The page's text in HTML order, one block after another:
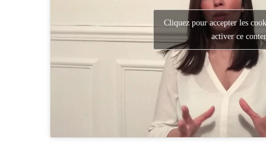
Cliquez pour accepter les
activer ce